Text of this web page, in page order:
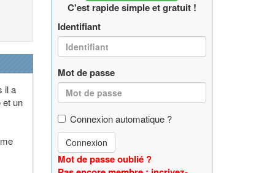
il a
et un
C'est rapide simple et gratuit !
Identifiant
Mot de passe
Connexion automatique ?
Connexion
Mot de passe oublié ?